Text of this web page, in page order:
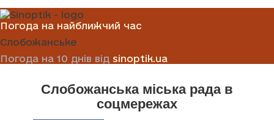
Погода на найближчий час
Слобожанське
Погода на 10 днів від sinoptik.ua
Слобожанська міська рада в
соцмережах